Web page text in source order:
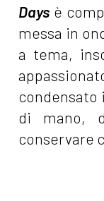
Days è
messa in
a tema,
condensato
di mano,
conservare